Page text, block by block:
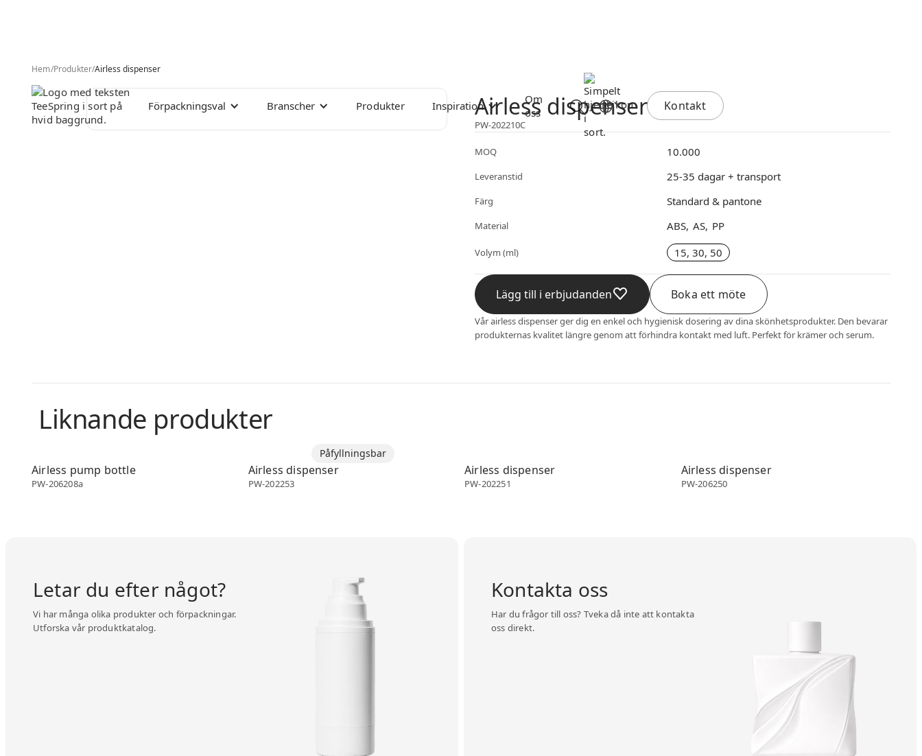
Förpackningsval Branscher Produkter Inspiration
Om
oss
Kontakt
Hem/Produkter/Airless dispenser
Airless dispenser
PW-202210C
MOQ 10.000
Leveranstid 25-35 dagar + transport
Färg Standard & pantone
Material ABS AS PP
Volym (ml) 15, 30, 50
Lägg till i erbjudanden Boka ett möte
Vår airless dispenser ger dig en enkel och hygienisk dosering av dina skönhetsprodukter. Den bevarar
produkternas kvalitet längre genom att förhindra kontakt med luft. Perfekt för krämer och serum.
Liknande produkter
Airless pump bottle
PW-206208a
Påfyllningsbar
Airless dispenser
PW-202253
Airless dispenser
Airless dispenser
PW-202251
Airless dispenser
PW-206250
Letar du efter något?
Vi har många olika produkter och förpackningar.
Utforska vår produktkatalog.
Kontakta oss
Har du frågor till oss? Tveka då inte att kontakta
oss direkt.